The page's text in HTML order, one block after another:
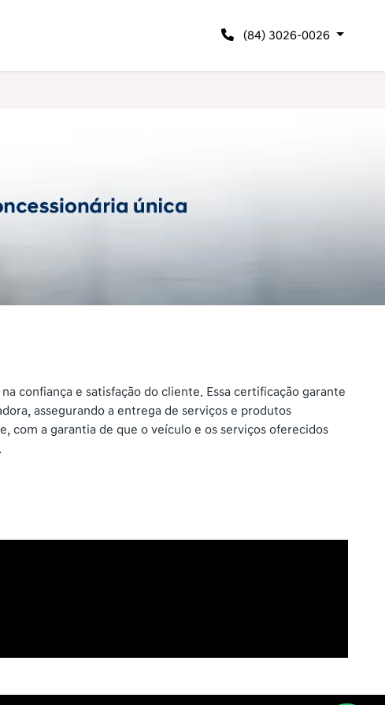
(84) 3026-0026
confiança e satisfação do cliente. Essa certificação garante
assegurando a entrega de serviços e produtos
com a garantia de que o veículo e os serviços oferecidos